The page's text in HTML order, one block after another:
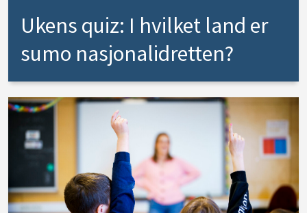
Ukens quiz: I hvilket land er
sumo nasjonalidretten?